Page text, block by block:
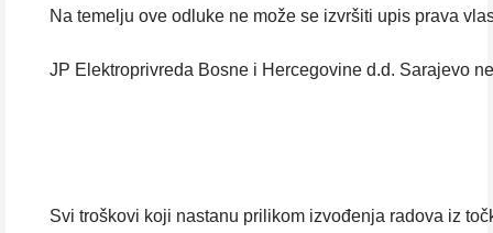
Na temelju ove odluke ne može se izvršiti upis prava
JP Elektroprivreda Bosne i Hercegovine d.d. Sarajevo
Svi troškovi koji nastanu prilikom izvođenja radova iz